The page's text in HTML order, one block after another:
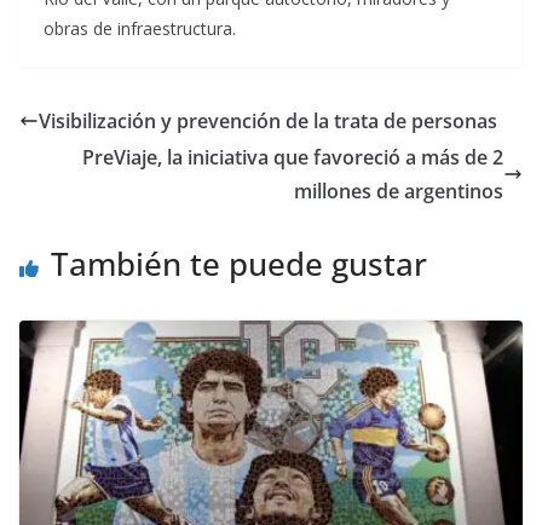
obras de infraestructura.
Visibilización y prevención de la trata de personas
PreViaje, la iniciativa que favoreció a más de 2
millones de argentinos
También te puede gustar